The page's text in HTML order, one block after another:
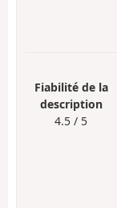
Fiabilité de la
description
4.5 / 5